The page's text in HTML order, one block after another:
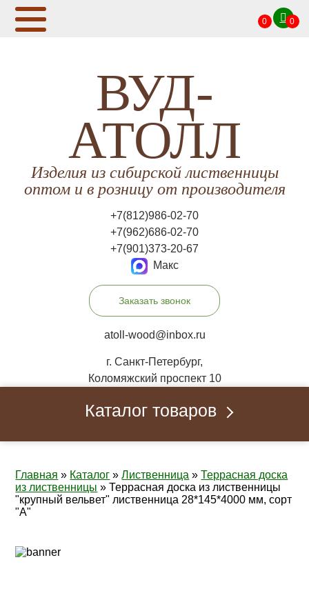
0 0
ВУД-
АТОЛЛ
Изделия из сибирской лиственницы
оптом и в розницу от производителя
+7(812)986-02-70
+7(962)686-02-70
+7(901)373-20-67
Макс
Заказать звонок
atoll-wood@inbox.ru
г. Санкт-Петербург,
Коломяжский проспект 10
Каталог товаров
Главная » Каталог »Лиственница »Террасная доска
из лиственницы »Террасная доска из лиственницы
"крупный вельвет" лиственница 28*145*4000 мм, сорт
"A"